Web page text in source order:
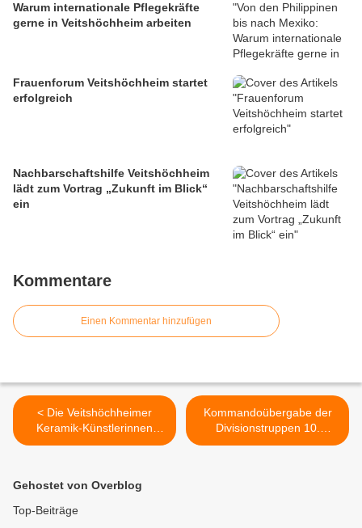
Warum internationale Pflegekräfte
gerne in Veitshöchheim arbeiten
Frauenforum Veitshöchheim startet
erfolgreich
Nachbarschaftshilfe Veitshöchheim
lädt zum Vortrag „Zukunft im Blick“
ein
Kommentare
Einen Kommentar hinzufügen
< Die Veitshöchheimer
Keramik-Künstlerinnen
Barbara Grimm und Utta
Ausstellungen im Rahmen
des Landkreis-
Kulturherbstes 2016
Kommandoübergabe der
Divisionstruppen 10.
Panzerdivision >
Gehostet von Overblog
Top-Beiträge